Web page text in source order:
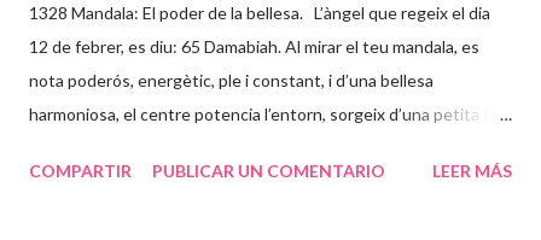
1328 Mandala: El poder de la bellesa. L’àngel que regeix el dia
12 de febrer, es diu: 65 Damabiah. Al mirar el teu mandala, es
nota poderós, energètic, ple i constant, i d’una bellesa
harmoniosa, el centre potencia l’entorn, sorgeix d’una petita flor
expandeix llum a través de tot el mandala. Tu i el teu ser
COMPARTIR PUBLICAR UN COMENTARIO LEER MÁS